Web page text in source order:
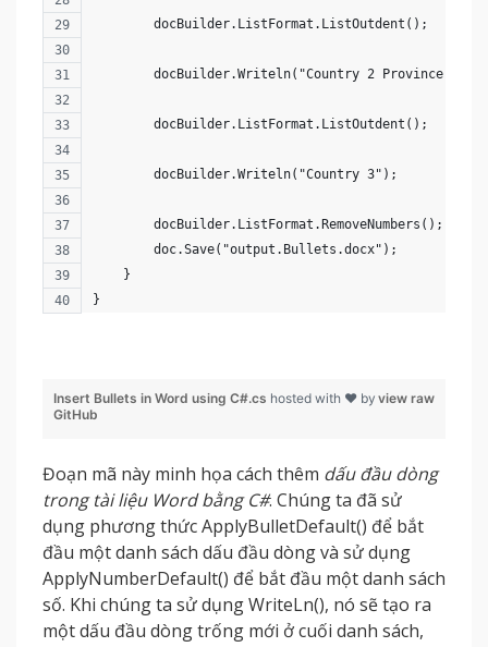
        docBuilder.ListFormat.ListOutdent();
        docBuilder.Writeln("Country 2 Province 3");
        docBuilder.ListFormat.ListOutdent();
        docBuilder.Writeln("Country 3");
        docBuilder.ListFormat.RemoveNumbers();
        doc.Save("output.Bullets.docx");
    }
}
view raw
Insert Bullets in Word using C#.cs hosted with ❤ by
GitHub
Đoạn mã này minh họa cách thêm dấu đầu dòng
trong tài liệu Word bằng C#. Chúng ta đã sử
dụng phương thức ApplyBulletDefault() để bắt
đầu một danh sách dấu đầu dòng và sử dụng
ApplyNumberDefault() để bắt đầu một danh sách
số. Khi chúng ta sử dụng WriteLn(), nó sẽ tạo ra
một dấu đầu dòng trống mới ở cuối danh sách,